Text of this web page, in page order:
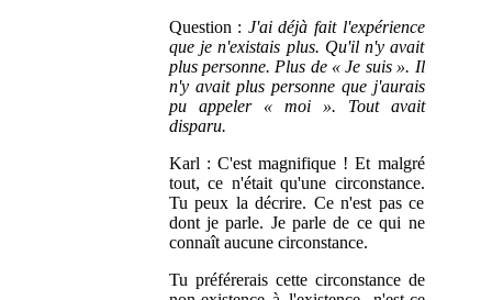
Question : J'ai déjà fait l'expérience
que je n'existais plus. Qu'il n'y avait
plus personne. Plus de « Je suis ». Il
n'y avait plus personne que j'aurais
pu appeler « moi ». Tout avait
disparu.
Karl : C'est magnifique ! Et malgré
tout, ce n'était qu'une circonstance.
Tu peux la décrire. Ce n'est pas ce
dont je parle. Je parle de ce qui ne
connaît aucune circonstance.
Tu préférerais cette circonstance de